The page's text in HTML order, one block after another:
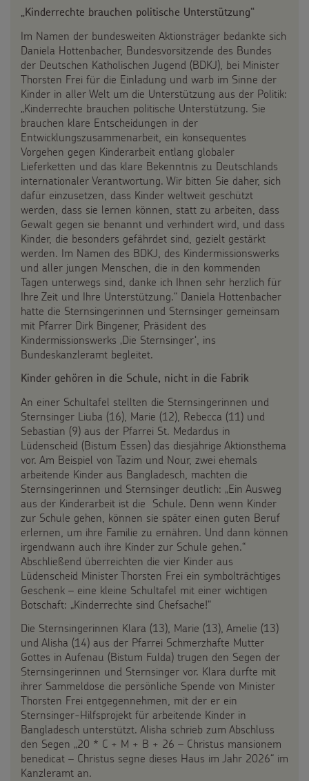
„Kinderrechte brauchen politische Unterstützung“
Im Namen der bundesweiten Aktionsträger bedankte sich
Daniela Hottenbacher, Bundesvorsitzende des Bundes
der Deutschen Katholischen Jugend (BDKJ), bei Minister
Thorsten Frei für die Einladung und warb im Sinne der
Kinder in aller Welt um die Unterstützung aus der Politik:
„Kinderrechte brauchen politische Unterstützung. Sie
brauchen klare Entscheidungen in der
Entwicklungszusammenarbeit, ein konsequentes
Vorgehen gegen Kinderarbeit entlang globaler
Lieferketten und das klare Bekenntnis zu Deutschlands
internationaler Verantwortung. Wir bitten Sie daher, sich
dafür einzusetzen, dass Kinder weltweit geschützt
werden, dass sie lernen können, statt zu arbeiten, dass
Gewalt gegen sie benannt und verhindert wird, und dass
Kinder, die besonders gefährdet sind, gezielt gestärkt
werden. Im Namen des BDKJ, des Kindermissionswerks
und aller jungen Menschen, die in den kommenden
Tagen unterwegs sind, danke ich Ihnen sehr herzlich für
Ihre Zeit und Ihre Unterstützung.“ Daniela Hottenbacher
hatte die Sternsingerinnen und Sternsinger gemeinsam
mit Pfarrer Dirk Bingener, Präsident des
Kindermissionswerks ‚Die Sternsinger‘, ins
Bundeskanzleramt begleitet.
Kinder gehören in die Schule, nicht in die Fabrik
An einer Schultafel stellten die Sternsingerinnen und
Sternsinger Liuba (16), Marie (12), Rebecca (11) und
Sebastian (9) aus der Pfarrei St. Medardus in
Lüdenscheid (Bistum Essen) das diesjährige Aktionsthema
vor. Am Beispiel von Tazim und Nour, zwei ehemals
arbeitende Kinder aus Bangladesch, machten die
Sternsingerinnen und Sternsinger deutlich: „Ein Ausweg
aus der Kinderarbeit ist die Schule. Denn wenn Kinder
zur Schule gehen, können sie später einen guten Beruf
erlernen, um ihre Familie zu ernähren. Und dann können
irgendwann auch ihre Kinder zur Schule gehen.“
Abschließend überreichten die vier Kinder aus
Lüdenscheid Minister Thorsten Frei ein symbolträchtiges
Geschenk – eine kleine Schultafel mit einer wichtigen
Botschaft: „Kinderrechte sind Chefsache!“
Die Sternsingerinnen Klara (13), Marie (13), Amelie (13)
und Alisha (14) aus der Pfarrei Schmerzhafte Mutter
Gottes in Aufenau (Bistum Fulda) trugen den Segen der
Sternsingerinnen und Sternsinger vor. Klara durfte mit
ihrer Sammeldose die persönliche Spende von Minister
Thorsten Frei entgegennehmen, mit der er ein
Sternsinger-Hilfsprojekt für arbeitende Kinder in
Bangladesch unterstützt. Alisha schrieb zum Abschluss
den Segen „20 * C + M + B + 26 – Christus mansionem
benedicat – Christus segne dieses Haus im Jahr 2026“ im
Kanzleramt an.